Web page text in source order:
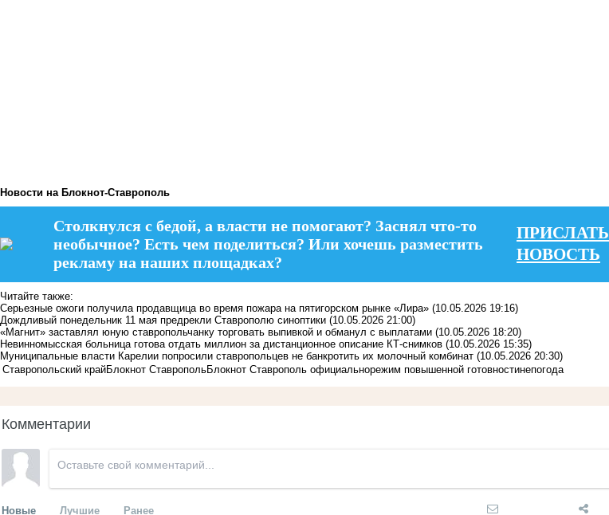
Новости на Блoкнoт-Ставрополь
Столкнулся с бедой, а власти не помогают? Заснял что-то
необычное? Есть чем поделиться? Или хочешь разместить
рекламу на наших площадках?
ПРИСЛАТЬ
НОВОСТЬ
Читайте также:
Серьезные ожоги получила продавщица во время пожара на пятигорском рынке «Лира» (10.05.2026 19:16)
Дождливый понедельник 11 мая предрекли Ставрополю синоптики (10.05.2026 21:00)
«Магнит» заставлял юную ставропольчанку торговать выпивкой и обманул с выплатами (10.05.2026 18:20)
Невинномысская больница готова отдать миллион за дистанционное описание КТ-снимков (10.05.2026 15:35)
Муниципальные власти Карелии попросили ставропольцев не банкротить их молочный комбинат (10.05.2026 20:30)
Ставропольский крайБлокнот СтавропольБлокнот Ставрополь официальнорежим повышенной готовностинепогода
Комментарии
Новые Лучшие Ранее